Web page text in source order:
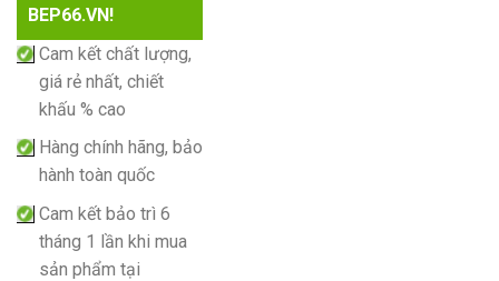
BEP66.VN!
Cam kết chất lượng,
giá rẻ nhất, chiết
khấu % cao
Hàng chính hãng, bảo
hành toàn quốc
Cam kết bảo trì 6
tháng 1 lần khi mua
sản phẩm tại